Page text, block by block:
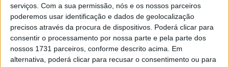
serviços. Com a sua permissão, nós e os nossos parceiros
poderemos usar identificação e dados de geolocalização
precisos através da procura de dispositivos. Poderá clicar para
consentir o processamento por nossa parte e pela parte dos
nossos 1731 parceiros, conforme descrito acima. Em
alternativa, poderá clicar para recusar o consentimento ou para
Pub
TAGS Castro Daire Passeio Sénior 60+